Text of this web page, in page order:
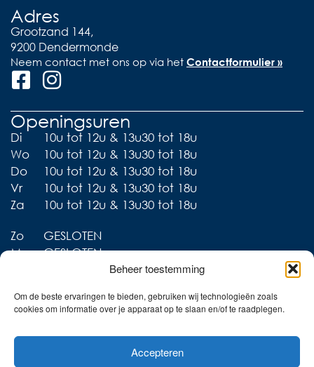
Beheer toestemming
Om de beste ervaringen te bieden, gebruiken wij technologieën zoals
cookies om informatie over je apparaat op te slaan en/of te raadplegen.
Accepteren
Adres
Grootzand 144,
9200 Dendermonde
Neem contact met ons op via het Contactformulier »
Openingsuren
Di
10u tot 12u & 13u30 tot 18u
Wo
10u tot 12u & 13u30 tot 18u
Do
10u tot 12u & 13u30 tot 18u
Vr
10u tot 12u & 13u30 tot 18u
Za
10u tot 12u & 13u30 tot 18u
Zo
GESLOTEN
Ma
GESLOTEN
Liever thuis shoppen?
Ontdek onze collecties in